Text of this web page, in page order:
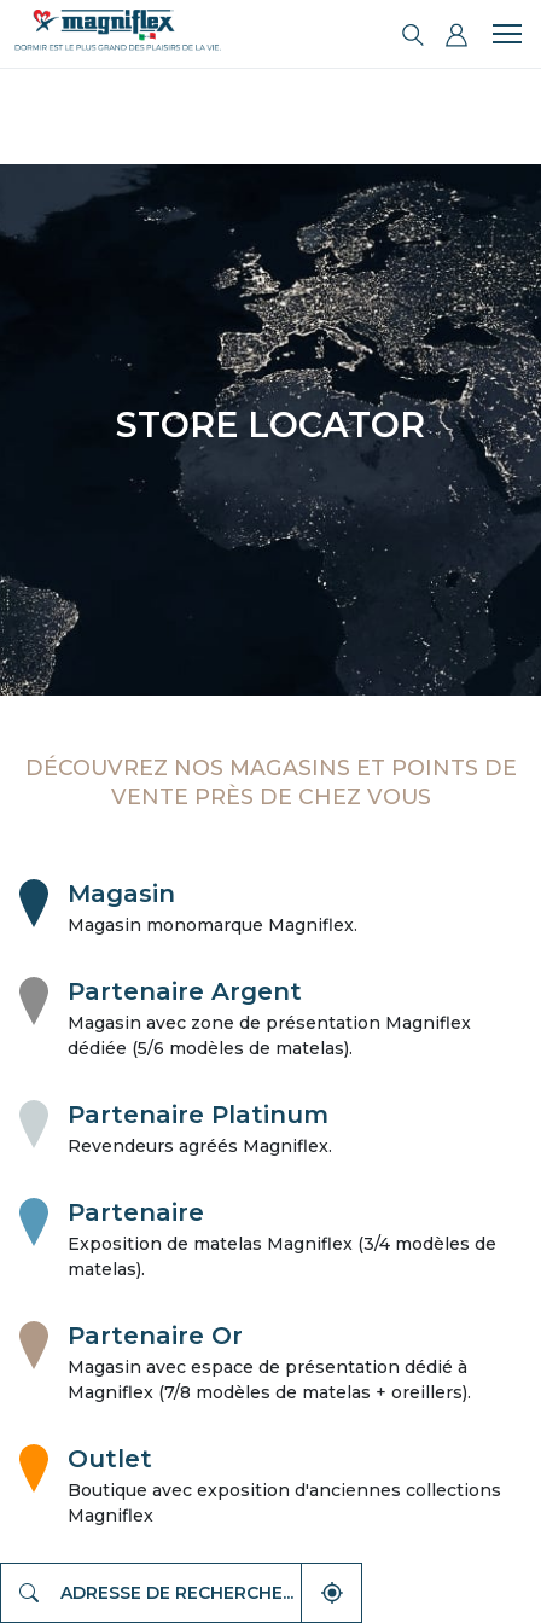
STORE LOCATOR
DÉCOUVREZ NOS MAGASINS ET POINTS DE
VENTE PRÈS DE CHEZ VOUS
Magasin
Magasin monomarque Magniflex.
Partenaire Argent
Magasin avec zone de présentation Magniflex
dédiée (5/6 modèles de matelas).
Partenaire Platinum
Revendeurs agréés Magniflex.
Partenaire
Exposition de matelas Magniflex (3/4 modèles de
matelas).
Partenaire Or
Magasin avec espace de présentation dédié à
Magniflex (7/8 modèles de matelas + oreillers).
Outlet
Boutique avec exposition d'anciennes collections
Magniflex